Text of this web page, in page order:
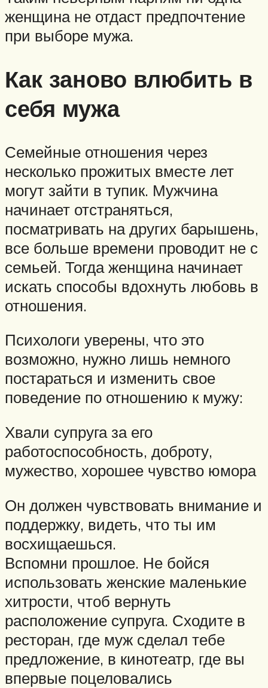
женщина не отдаст предпочтение
при выборе мужа.
Как заново влюбить в
себя мужа
Семейные отношения через
несколько прожитых вместе лет
могут зайти в тупик. Мужчина
начинает отстраняться,
посматривать на других барышень,
все больше времени проводит не с
семьей. Тогда женщина начинает
искать способы вдохнуть любовь в
отношения.
Психологи уверены, что это
возможно, нужно лишь немного
постараться и изменить свое
поведение по отношению к мужу:
Хвали супруга за его
работоспособность, доброту,
мужество, хорошее чувство юмора
Он должен чувствовать внимание и
поддержку, видеть, что ты им
восхищаешься.
Вспомни прошлое. Не бойся
использовать женские маленькие
хитрости, чтоб вернуть
расположение супруга. Сходите в
ресторан, где муж сделал тебе
предложение, в кинотеатр, где вы
впервые поцеловались